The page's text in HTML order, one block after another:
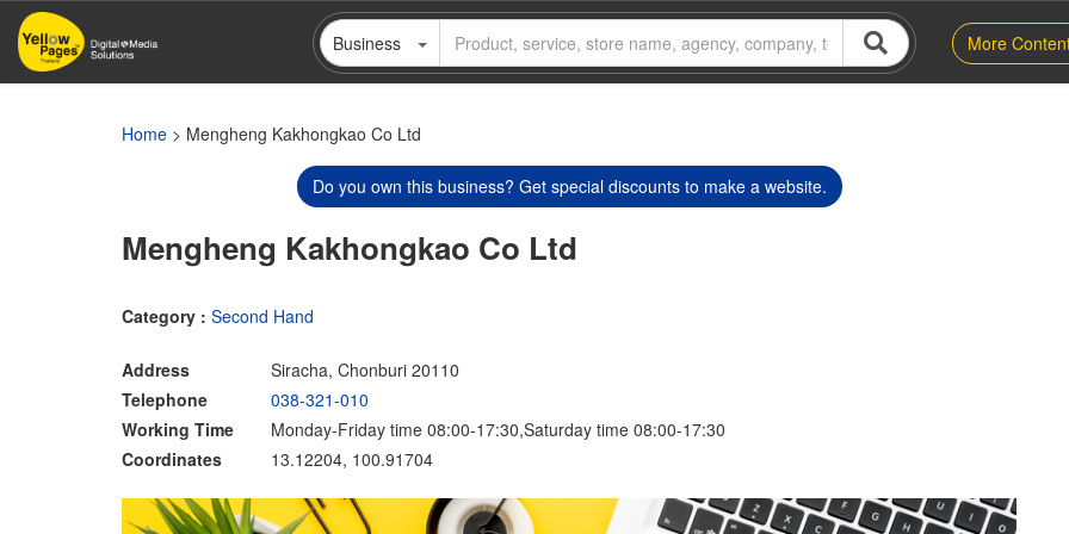
Skip
main
Business More
Home > Mengheng Kakhongkao Co Ltd
Do you own this business? Get special discounts to make a website.
Mengheng Kakhongkao Co Ltd
Category : Second Hand
Address
Siracha, Chonburi 20110
Telephone
038-321-010
Working Time
Monday-Friday time 08:00-17:30,Saturday time 08:00-17:30
Coordinates
13.12204, 100.91704